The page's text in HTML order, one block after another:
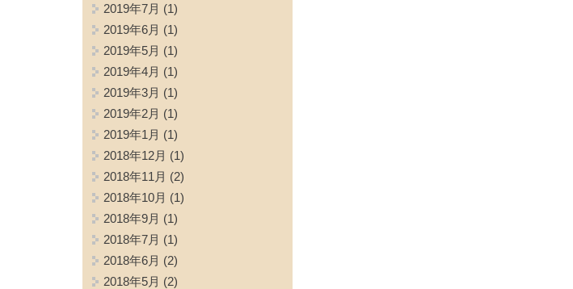
2019年7月 (1)
2019年6月 (1)
2019年5月 (1)
2019年4月 (1)
2019年3月 (1)
2019年2月 (1)
2019年1月 (1)
2018年12月 (1)
2018年11月 (2)
2018年10月 (1)
2018年9月 (1)
2018年7月 (1)
2018年6月 (2)
2018年5月 (2)